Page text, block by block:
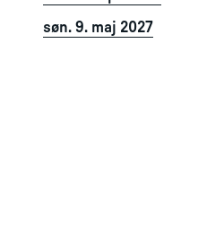
søn. 9. maj 2027